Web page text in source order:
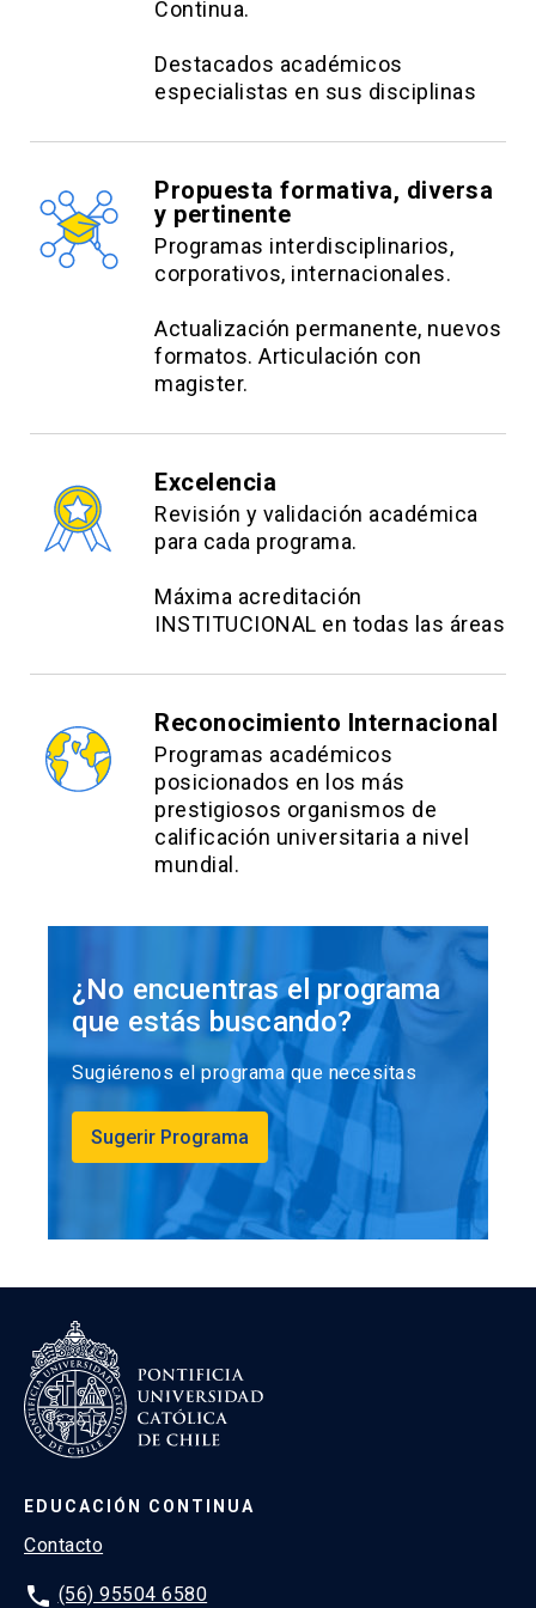
Continua.
Destacados académicos
especialistas en sus disciplinas
Propuesta formativa, diversa
y pertinente
Programas interdisciplinarios,
corporativos, internacionales.
Actualización permanente, nuevos
formatos. Articulación con
magister.
Excelencia
Revisión y validación académica
para cada programa.
Máxima acreditación
INSTITUCIONAL en todas las áreas
Reconocimiento Internacional
Programas académicos
posicionados en los más
prestigiosos organismos de
calificación universitaria a nivel
mundial.
¿No encuentras el programa
que estás buscando?
Sugiérenos el programa que necesitas
Sugerir Programa
EDUCACIÓN CONTINUA
Contacto
phone (56) 95504 6580